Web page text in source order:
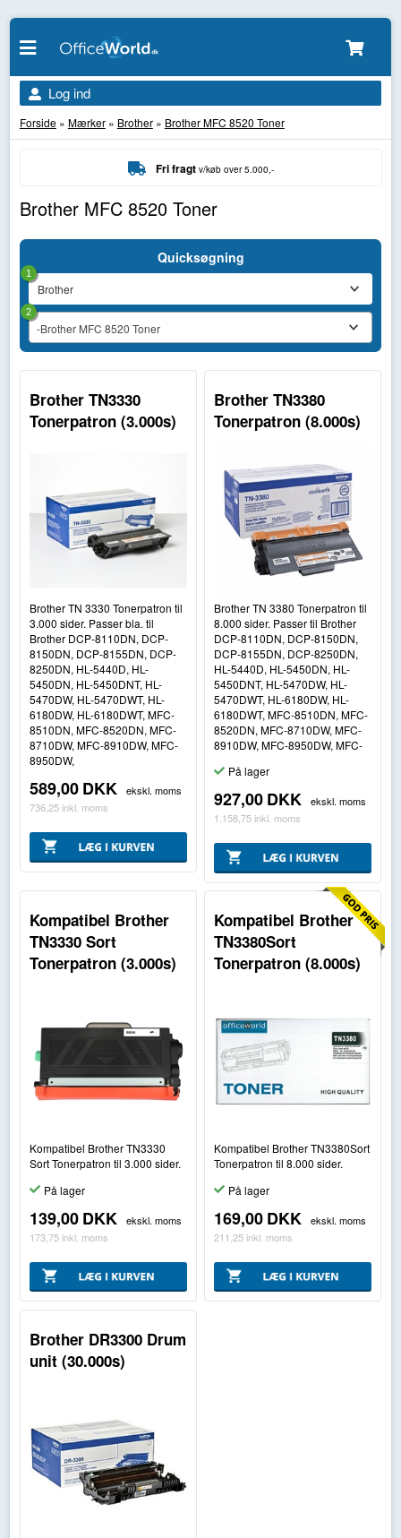
Log ind
Forside» Mærker» Brother» Brother MFC 8520 Toner
Fri fragt v/køb over 5.000,-
Brother MFC 8520 Toner
Quicksøgning
1
-Brother MFC 8520 Toner
2
Brother TN3330
Tonerpatron (3.000s)
Brother TN 3330 Tonerpatron til
3.000 sider. Passer bla. til
Brother DCP-8110DN, DCP-
8150DN, DCP-8155DN, DCP-
8250DN, HL-5440D, HL-
5450DN, HL-5450DNT, HL-
5470DW, HL-5470DWT, HL-
6180DW, HL-6180DWT, MFC-
8510DN, MFC-8520DN, MFC-
8710DW, MFC-8910DW, MFC-
8950DW,
589,00DKK
ekskl. moms
736,25 inkl. moms
Brother TN3380
Tonerpatron (8.000s)
Brother TN 3380 Tonerpatron til
8.000 sider. Passer til Brother
DCP-8110DN, DCP-8150DN,
DCP-8155DN, DCP-8250DN,
HL-5440D, HL-5450DN, HL-
5450DNT, HL-5470DW, HL-
5470DWT, HL-6180DW, HL-
6180DWT, MFC-8510DN, MFC-
8520DN, MFC-8710DW, MFC-
8910DW, MFC-8950DW, MFC-
På lager
927,00DKK
ekskl. moms
1.158,75 inkl. moms
Kompatibel Brother
TN3330 Sort
Tonerpatron (3.000s)
Kompatibel Brother TN3330
Sort Tonerpatron til 3.000 sider.
På lager
139,00DKK
ekskl. moms
173,75 inkl. moms
Kompatibel Brother
TN3380Sort
Tonerpatron (8.000s)
Kompatibel Brother TN3380Sort
Tonerpatron til 8.000 sider.
På lager
169,00DKK
ekskl. moms
211,25 inkl. moms
Brother DR3300 Drum
unit (30.000s)